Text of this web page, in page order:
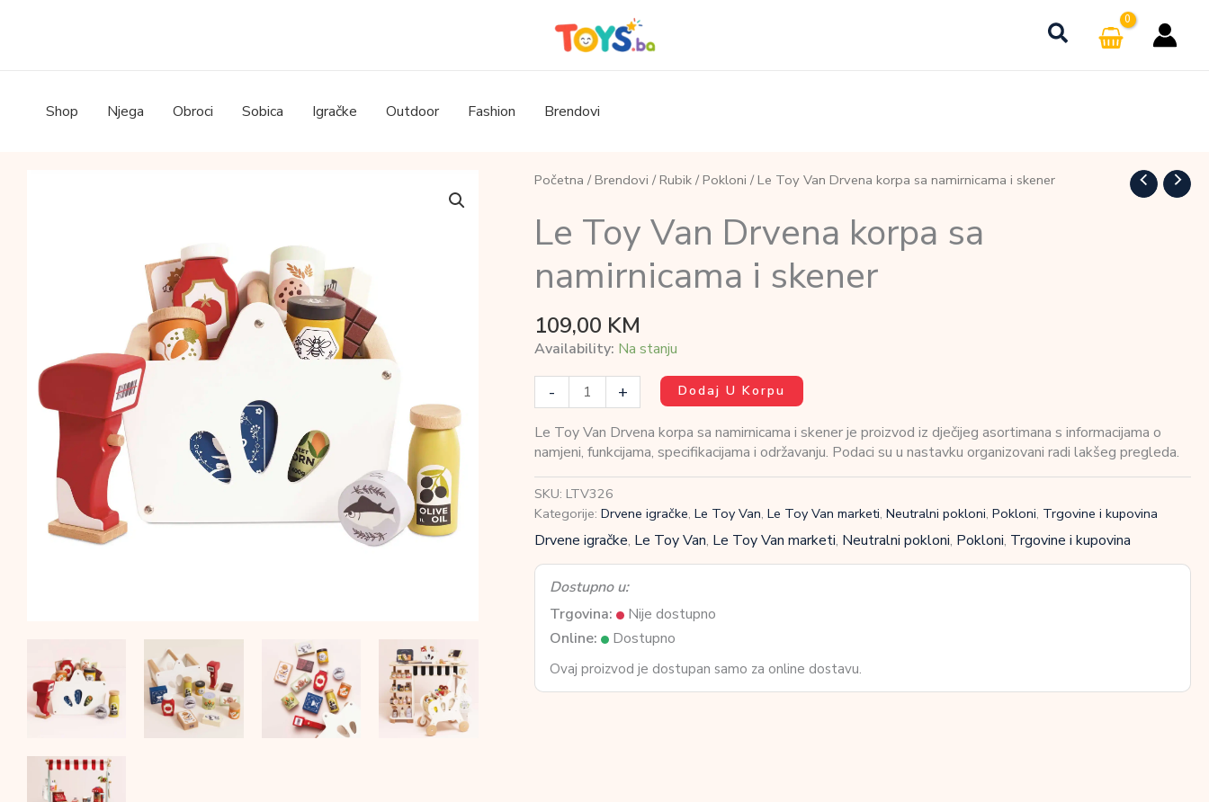
Shop Njega Obroci Sobica Igračke Outdoor Fashion Brendovi
Početna / Brendovi / Rubik/ Pokloni / Le Toy Van Drvena korpa sa namirnicama i skener
Le Toy Van Drvena korpa sa
namirnicama i skener
109,00 KM
Availability: Na stanju
-
Toy
Van
Drvena
korpa
sa
namirnicama
i
skener
količina
+ Dodaj U Korpu
Le Toy Van Drvena korpa sa namirnicama i skener je proizvod iz dječijeg asortimana s informacijama o
namjeni, funkcijama, specifikacijama i održavanju. Podaci su u nastavku organizovani radi lakšeg pregleda.
SKU: LTV326
Kategorije: Drvene igračke, Le Toy Van, Le Toy Van marketi, Neutralni pokloni, Pokloni, Trgovine i kupovina
Drvene igračke, Le Toy Van, Le Toy Van marketi, Neutralni pokloni, Pokloni, Trgovine i kupovina
Dostupno u:
Trgovina:
Nije dostupno
Online:
Dostupno
Ovaj proizvod je dostupan samo za online dostavu.